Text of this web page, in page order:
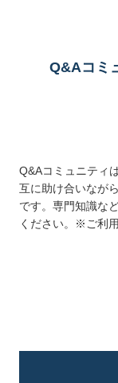
Q&Aコミ
Q&Aコミュニティ
互に助け合いなが
です。専門知識な
ください。※ご利